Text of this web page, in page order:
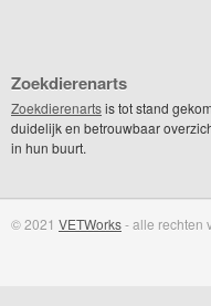
Zoekdierenarts
Zoekdierenartsis tot stand
duidelijk en betrouwbaar
in hun buurt.
© 2021 VETWorks- alle rechten